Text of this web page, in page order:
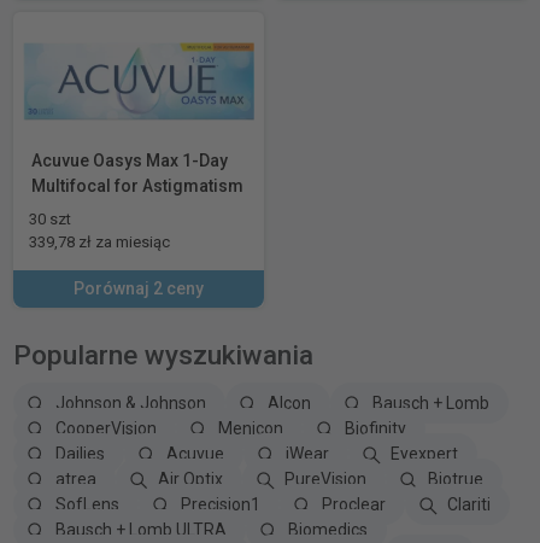
Acuvue Oasys Max 1-Day
Multifocal for Astigmatism
30 szt
339,78 zł za miesiąc
Porównaj 2 ceny
Popularne wyszukiwania
Johnson & Johnson Alcon
Bausch + Lomb
CooperVision
Menicon
Biofinity
Dailies
Acuvue iWear
Eyexpert
atrea
Air Optix PureVision
Biotrue
SofLens
Precision1 Proclear
Clariti
Bausch + Lomb ULTRA
Biomedics